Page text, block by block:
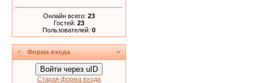
Онлайн всего: 23
Гостей: 23
Пользователей: 0
Форма входа
Войти через uID
Старая форма входа